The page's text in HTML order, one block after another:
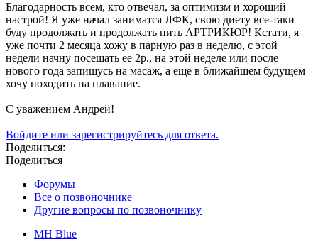
Благодарность всем, кто отвечал, за оптимизм и хороший
настрой! Я уже начал заниматся ЛФК, свою диету все-таки
буду продолжать и продолжать пить АРТРИКЮР! Кстати, я
уже почти 2 месяца хожу в парную раз в неделю, с этой
недели начну посещать ее 2р., на этой неделе или после
нового года запишусь на масаж, а еще в ближайшем будущем
хочу походить на плавание.
С уважением Андрей!
Войдите или зарегистрируйтесь для ответа.
Поделиться:
Поделиться
Форумы
Все о позвоночнике
Другие вопросы по позвоночнику
MH Blue